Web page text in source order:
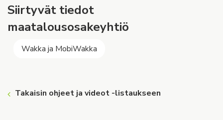
Siirtyvät tiedot
maatalousosakeyhtiö
Wakka ja MobiWakka
Takaisin ohjeet ja videot -listaukseen